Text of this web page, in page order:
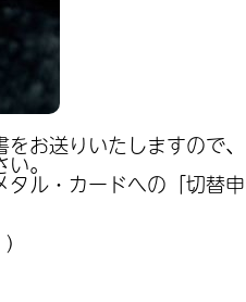
お送りいたしますので、
。
ル・カードへの「切替申
)